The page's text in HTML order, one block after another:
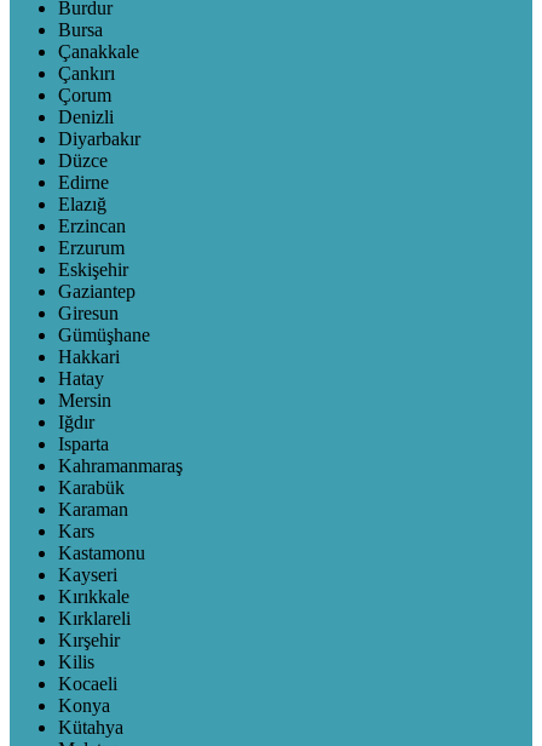
Burdur
Bursa
Çanakkale
Çankırı
Çorum
Denizli
Diyarbakır
Düzce
Edirne
Elazığ
Erzincan
Erzurum
Eskişehir
Gaziantep
Giresun
Gümüşhane
Hakkari
Hatay
Mersin
Iğdır
Isparta
Kahramanmaraş
Karabük
Karaman
Kars
Kastamonu
Kayseri
Kırıkkale
Kırklareli
Kırşehir
Kilis
Kocaeli
Konya
Kütahya